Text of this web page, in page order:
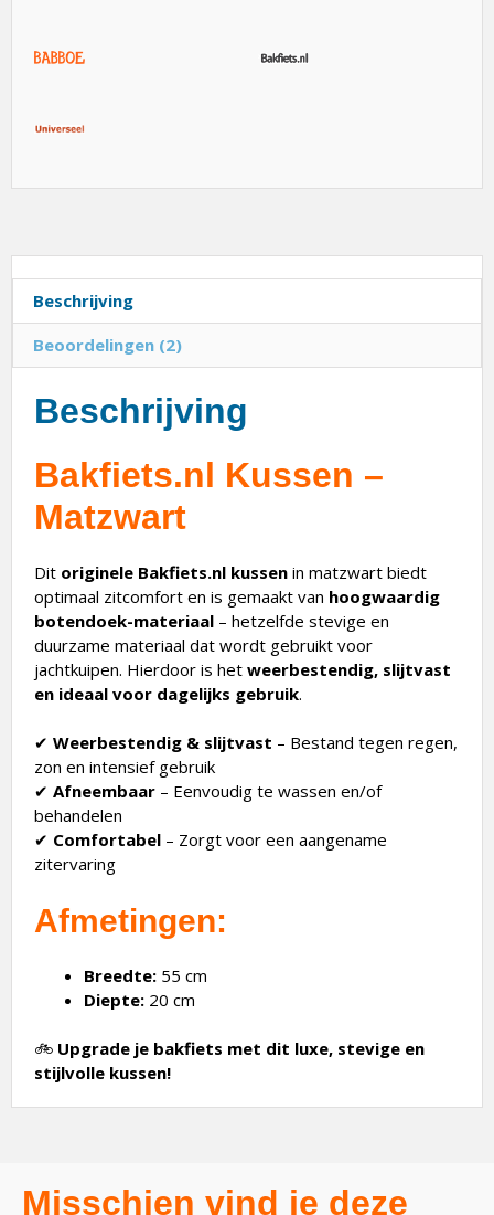
Beschrijving
Beoordelingen (2)
Beschrijving
Bakfiets.nl Kussen –
Matzwart
Dit originele Bakfiets.nl kussen in matzwart biedt
optimaal zitcomfort en is gemaakt van hoogwaardig
botendoek-materiaal – hetzelfde stevige en
duurzame materiaal dat wordt gebruikt voor
jachtkuipen. Hierdoor is het weerbestendig, slijtvast
en ideaal voor dagelijks gebruik.
✔ Weerbestendig & slijtvast – Bestand tegen regen,
zon en intensief gebruik
✔ Afneembaar – Eenvoudig te wassen en/of
behandelen
✔ Comfortabel – Zorgt voor een aangename
zitervaring
Afmetingen:
Breedte: 55 cm
Diepte: 20 cm
🚲 Upgrade je bakfiets met dit luxe, stevige en
stijlvolle kussen!
Misschien vind je deze